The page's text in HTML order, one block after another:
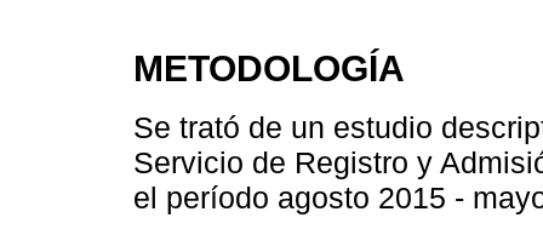
METODOLOGÍA
Se trató de un estudio
Servicio de Registro y
el período agosto 2015 -